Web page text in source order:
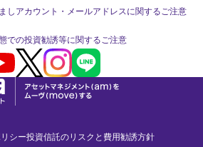
しアカウント・メールアドレスに関するご注意
での投資勧誘等に関するご注意
X InstagramLINE
シー投資信託のリスクと費用勧誘方針